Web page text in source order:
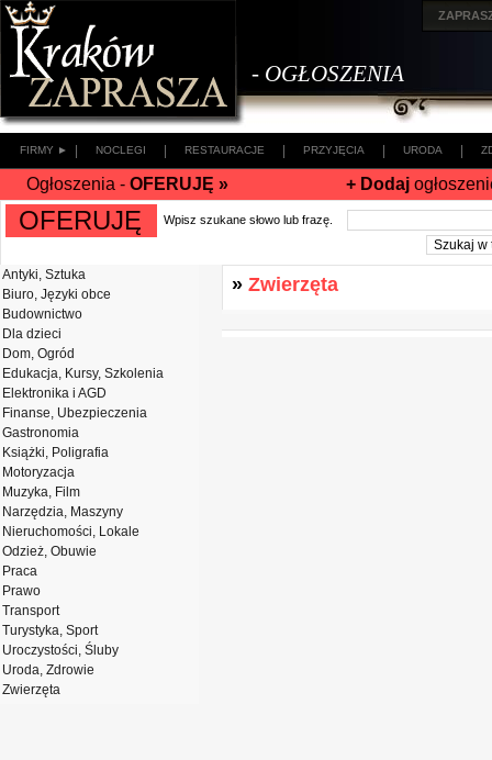
- OGŁOSZENIA
FIRMY ► NOCLEGI RESTAURACJE PRZYJĘCIA URODA
Ogłoszenia - OFERUJĘ » + Dodaj
OFERUJĘ Wpisz szukane słowo lub frazę.
Antyki, Sztuka
Biuro, Języki obce
Budownictwo
Dla dzieci
Dom, Ogród
Edukacja, Kursy, Szkolenia
Elektronika i AGD
Finanse, Ubezpieczenia
Gastronomia
Książki, Poligrafia
Motoryzacja
Muzyka, Film
Narzędzia, Maszyny
Nieruchomości, Lokale
Odzież, Obuwie
Praca
Prawo
Transport
Turystyka, Sport
Uroczystości, Śluby
Uroda, Zdrowie
Zwierzęta
» Zwierzęta